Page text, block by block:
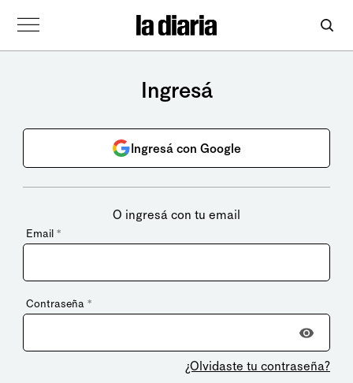
Ingresá
Ingresá con Google
O ingresá con tu email
Email *
Contraseña *
¿Olvidaste tu contraseña?